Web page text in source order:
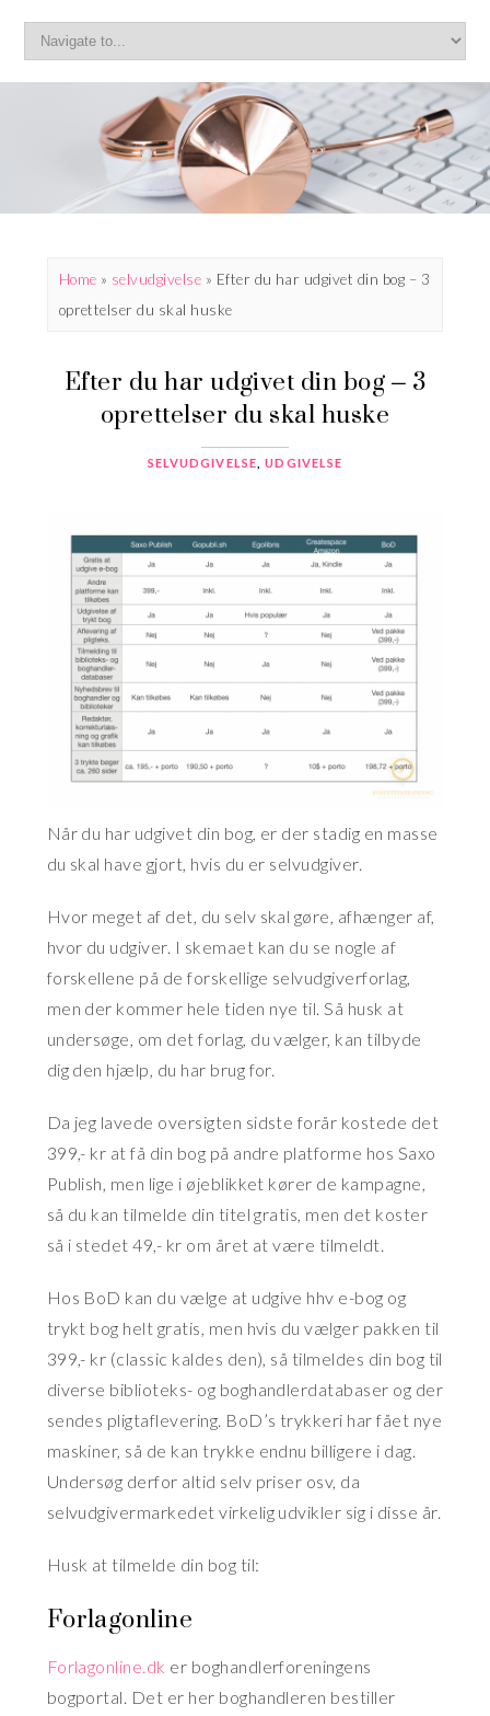
Home » selvudgivelse » Efter du har udgivet din bog – 3
oprettelser du skal huske
Efter du har udgivet din bog – 3
oprettelser du skal huske
SELVUDGIVELSE ,UDGIVELSE
Når du har udgivet din bog, er der stadig en masse
du skal have gjort, hvis du er selvudgiver.
Hvor meget af det, du selv skal gøre, afhænger af,
hvor du udgiver. I skemaet kan du se nogle af
forskellene på de forskellige selvudgiverforlag,
men der kommer hele tiden nye til. Så husk at
undersøge, om det forlag, du vælger, kan tilbyde
dig den hjælp, du har brug for.
Da jeg lavede oversigten sidste forår kostede det
399,- kr at få din bog på andre platforme hos Saxo
Publish, men lige i øjeblikket kører de kampagne,
så du kan tilmelde din titel gratis, men det koster
så i stedet 49,- kr om året at være tilmeldt.
Hos BoD kan du vælge at udgive hhv e-bog og
trykt bog helt gratis, men hvis du vælger pakken til
399,- kr (classic kaldes den), så tilmeldes din bog til
diverse biblioteks- og boghandlerdatabaser og der
sendes pligtaflevering. BoD’s trykkeri har fået nye
maskiner, så de kan trykke endnu billigere i dag.
Undersøg derfor altid selv priser osv, da
selvudgivermarkedet virkelig udvikler sig i disse år.
Husk at tilmelde din bog til:
Forlagonline
Forlagonline.dk er boghandlerforeningens
bogportal. Det er her boghandleren bestiller